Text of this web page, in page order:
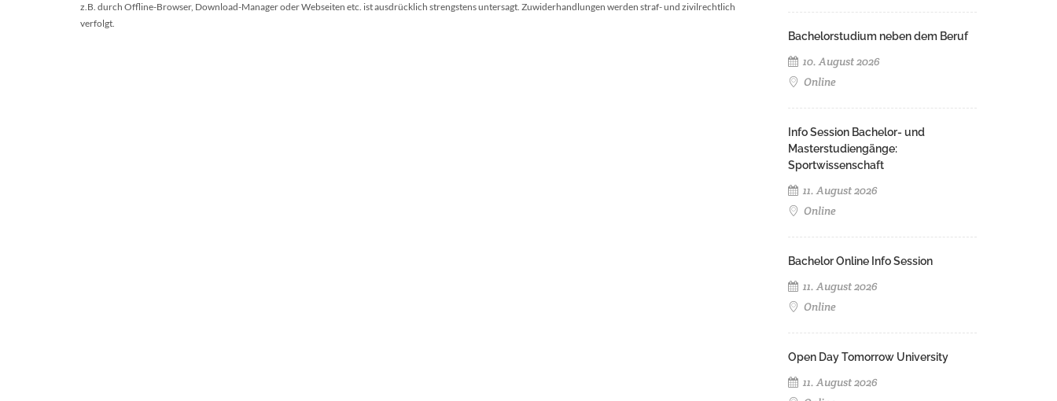
z.B. durch Offline-Browser, Download-Manager oder Webseiten etc. ist ausdrücklich strengstens untersagt. Zuwiderhandlungen werden straf- und zivilrechtlich
verfolgt.
Bachelorstudium neben dem Beruf
10. August 2026
Online
Info Session Bachelor- und
Masterstudiengänge:
Sportwissenschaft
11. August 2026
Online
Bachelor Online Info Session
11. August 2026
Online
Open Day Tomorrow University
11. August 2026